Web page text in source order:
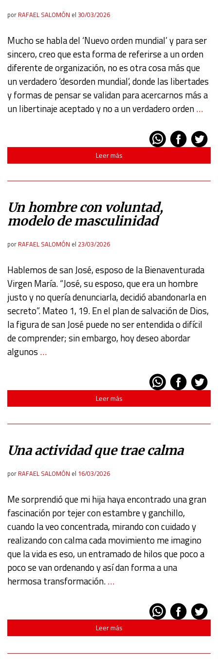
por RAFAEL SALOMÓN el 30/03/2026
Mucho se habla del ‘Nuevo orden mundial’ y para ser
sincero, creo que esta forma de referirse a un orden
diferente de organización, no es otra cosa más que
un verdadero ‘desorden mundial’, donde las libertades
y formas de pensar se validan para acercarnos más a
un libertinaje aceptado y no a un verdadero orden…
Leer más
Un hombre con voluntad,
modelo de masculinidad
por RAFAEL SALOMÓN el 23/03/2026
Hablemos de san José, esposo de la Bienaventurada
Virgen María. “José, su esposo, que era un hombre
justo y no quería denunciarla, decidió abandonarla en
secreto”. Mateo 1, 19. En el plan de salvación de Dios,
la figura de san José puede no ser entendida o difícil
de comprender; sin embargo, hoy deseo abordar
algunos …
Leer más
Una actividad que trae calma
por RAFAEL SALOMÓN el 16/03/2026
Me sorprendió que mi hija haya encontrado una gran
fascinación por tejer con estambre y ganchillo,
cuando la veo concentrada, mirando con cuidado y
realizando con calma cada movimiento me imagino
que la vida es eso, un entramado de hilos que poco a
poco se van ordenando y así dan forma a una
hermosa transformación.…
Leer más